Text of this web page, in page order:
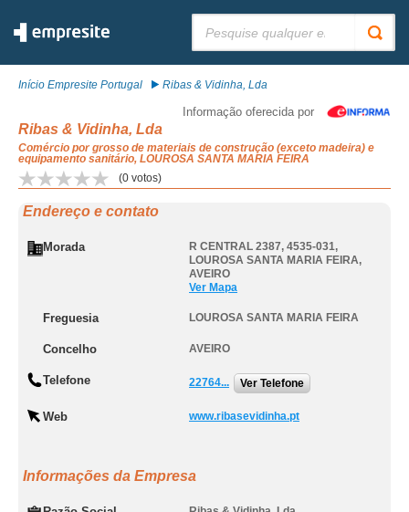
Início Empresite Portugal Ribas & Vidinha, Lda
Informação oferecida por
Ribas & Vidinha, Lda
Comércio por grosso de materiais de construção (exceto madeira) e
equipamento sanitário, LOUROSA SANTA MARIA FEIRA
(0 votos)
Endereço e contato
Morada R CENTRAL 2387, 4535-031,
LOUROSA SANTA MARIA FEIRA,
AVEIRO
Ver Mapa
Freguesia LOUROSA SANTA MARIA FEIRA
Concelho AVEIRO
Telefone 22764... Ver Telefone
Web www.ribasevidinha.pt
Informações da Empresa